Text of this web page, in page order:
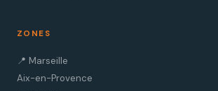
ZONES
📍 Marseille
Aix-en-Provence